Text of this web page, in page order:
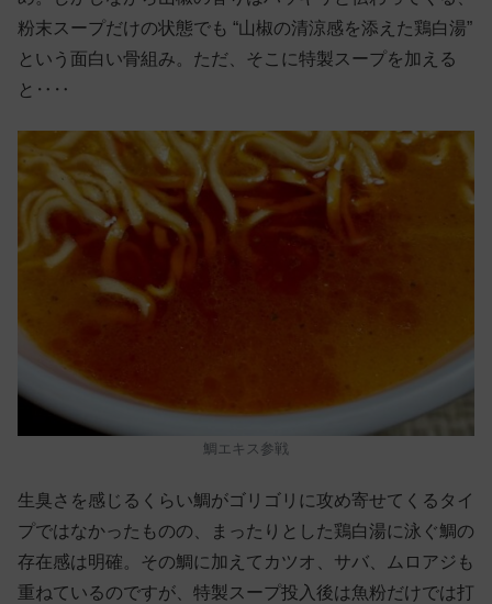
粉末スープだけの状態でも “山椒の清涼感を添えた鶏白湯”
という面白い骨組み。ただ、そこに特製スープを加える
と‥‥
鯛エキス参戦
生臭さを感じるくらい鯛がゴリゴリに攻め寄せてくるタイ
プではなかったものの、まったりとした鶏白湯に泳ぐ鯛の
存在感は明確。その鯛に加えてカツオ、サバ、ムロアジも
重ねているのですが、特製スープ投入後は魚粉だけでは打